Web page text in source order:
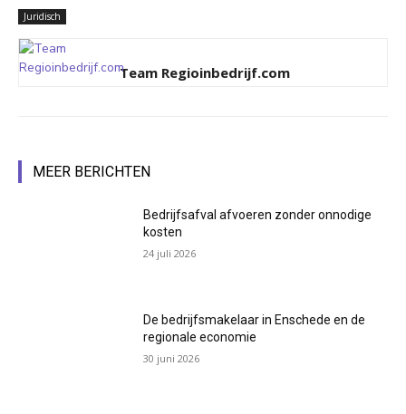
Juridisch
Team Regioinbedrijf.com
MEER BERICHTEN
Bedrijfsafval afvoeren zonder onnodige
kosten
24 juli 2026
De bedrijfsmakelaar in Enschede en de
regionale economie
30 juni 2026